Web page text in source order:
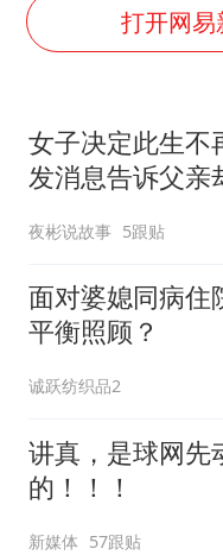
打开网
女子决定此生不
发消息告诉父亲
夜彬说故事 5跟贴
面对婆媳同病住
平衡照顾？
诚跃纺织品2
讲真，是球网先
的！！！
新媒体 57跟贴